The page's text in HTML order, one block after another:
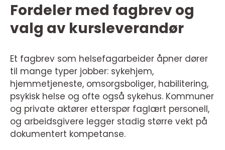
Fordeler med fagbrev og
valg av kursleverandør
Et fagbrev som helsefagarbeider åpner dører
til mange typer jobber: sykehjem,
hjemmetjeneste, omsorgsboliger, habilitering,
psykisk helse og ofte også sykehus. Kommuner
og private aktører etterspør faglært personell,
og arbeidsgivere legger stadig større vekt på
dokumentert kompetanse.